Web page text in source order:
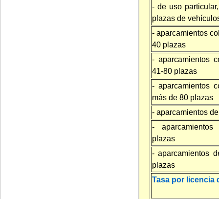
- de uso
plazas de
- aparcamientos
40 plazas
- aparcamientos
41-80 plazas
- aparcamientos
más de 80 plazas
- aparcamientos
-
plazas
- aparcamientos
plazas
Tasa por licencia